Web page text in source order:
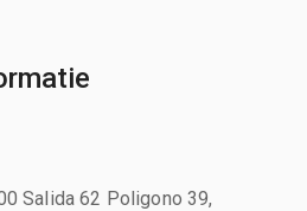
Salida 62 Poligono 39,